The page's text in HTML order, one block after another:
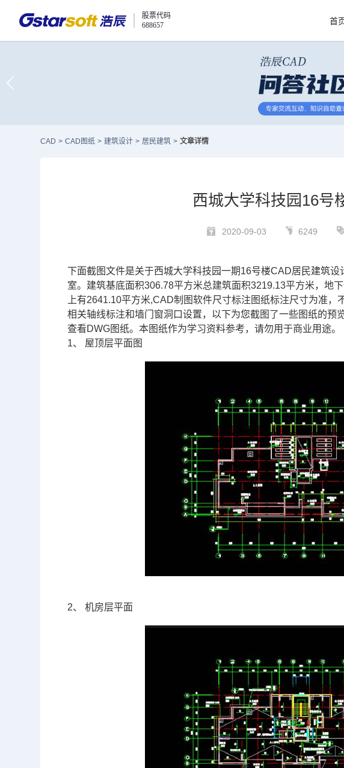
股票代码
688657
首
CAD > CAD图纸 > 建筑设计 > 居民建筑 > 文章详情
西城大学科技园16号
2020-09-03 6249
下面截图文件是关于西城大学科技园一期16号楼CAD居民建筑设
室。建筑基底面积306.78平方米总建筑面积3219.13平方米，地
上有2641.10平方米,CAD制图软件尺寸标注图纸标注尺寸为准，
相关轴线标注和墙门窗洞口设置，以下为您截图了一些图纸的预
查看DWG图纸。本图纸作为学习资料参考，请勿用于商业用途。
1、
屋顶层平面图
2、 机房层平面